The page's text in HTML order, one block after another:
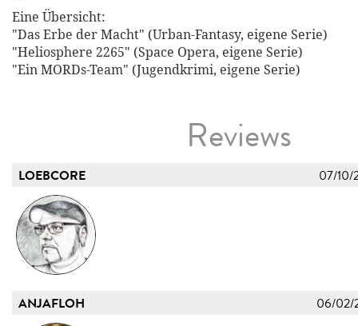
Eine Übersicht:
"Das Erbe der Macht" (Urban-Fantasy, eigene Serie)
"Heliosphere 2265" (Space Opera, eigene Serie)
"Ein MORDs-Team" (Jugendkrimi, eigene Serie)
Reviews
LOEBCORE 07/10/
ANJAFLOH 06/02/